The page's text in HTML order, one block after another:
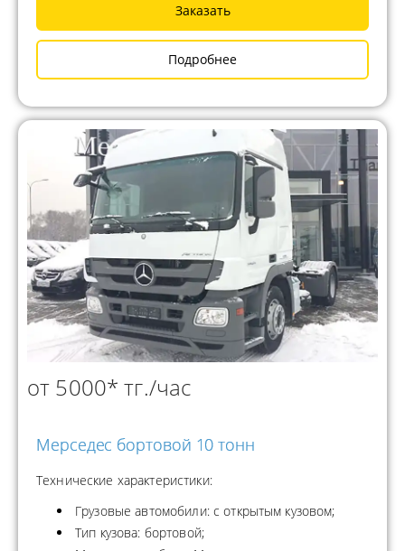
Заказать
Подробнее
от 5000* тг./час
Мерседес бортовой 10 тонн
Технические характеристики:
Грузовые автомобили: с открытым кузовом;
Тип кузова: бортовой;